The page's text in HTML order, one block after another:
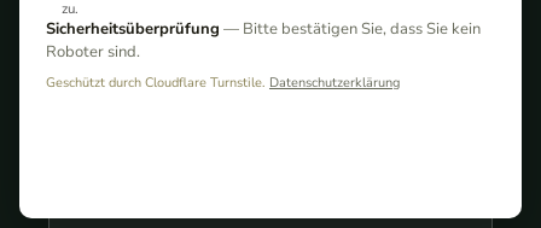
zu.
Sicherheitsüberprüfung — Bitte bestätigen Sie, dass Sie kein
Roboter sind.
Geschützt durch Cloudflare Turnstile. Datenschutzerklärung
kombiniertes Fernglas mit Tag-, Nachtsicht- und
Wärmebildtechnik inklusive Laserentfernungsmesser
vorgestellt. Das ThermTec Ventus 635L tritt damit gegen
etablierte Modelle wie das HIKMICRO Habrok 35L und